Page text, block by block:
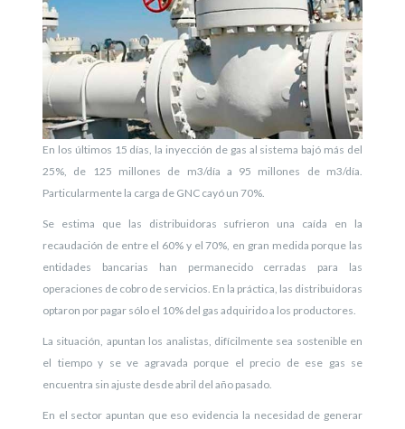
En los últimos 15 días, la inyección de gas al sistema bajó más del
25%, de 125 millones de m3/día a 95 millones de m3/día.
Particularmente la carga de GNC cayó un 70%.
Se estima que las distribuidoras sufrieron una caída en la
recaudación de entre el 60% y el 70%, en gran medida porque las
entidades bancarias han permanecido cerradas para las
operaciones de cobro de servicios. En la práctica, las distribuidoras
optaron por pagar sólo el 10% del gas adquirido a los productores.
La situación, apuntan los analistas, difícilmente sea sostenible en
el tiempo y se ve agravada porque el precio de ese gas se
encuentra sin ajuste desde abril del año pasado.
En el sector apuntan que eso evidencia la necesidad de generar